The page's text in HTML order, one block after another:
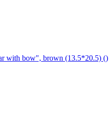
with bow", brown (13.5*20.5) ()